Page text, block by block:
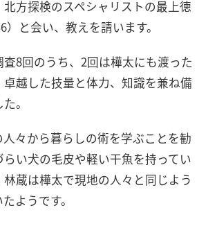
方探検のスペシャリストの最上徳
）と会い、教えを請います。
8回のうち、2回は樺太にも渡った
越した技量と体力、知識を兼ね備
。
々から暮らしの術を学ぶことを勧
い犬の毛皮や軽い干魚を持ってい
林蔵は樺太で現地の人々と同じよう
ようです。